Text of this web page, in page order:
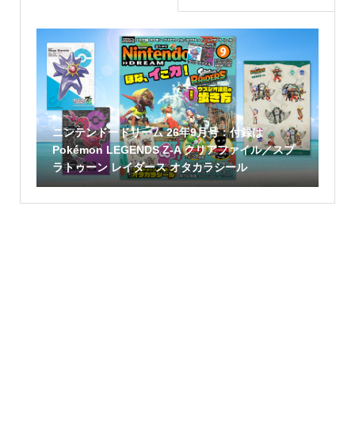
ニンテンドードリーム 26年9月号：付録は
Pokémon LEGENDS Z-A クリアファイル／スプ
ラトゥーン レイダース オタカラシール